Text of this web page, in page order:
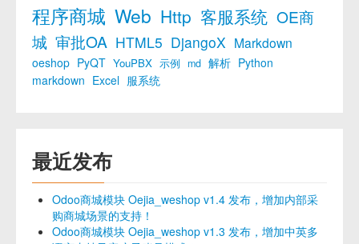
程序商城 Web Http 客服系统 OE商
城 审批OA HTML5 DjangoX Markdown
oeshop PyQT YouPBX 示例 md 解析 Python
markdown Excel 服系统
最近发布
Odoo商城模块 Oejia_weshop v1.4 发布，增加内部采
购商城场景的支持！
Odoo商城模块 Oejia_weshop v1.3 发布，增加中英多